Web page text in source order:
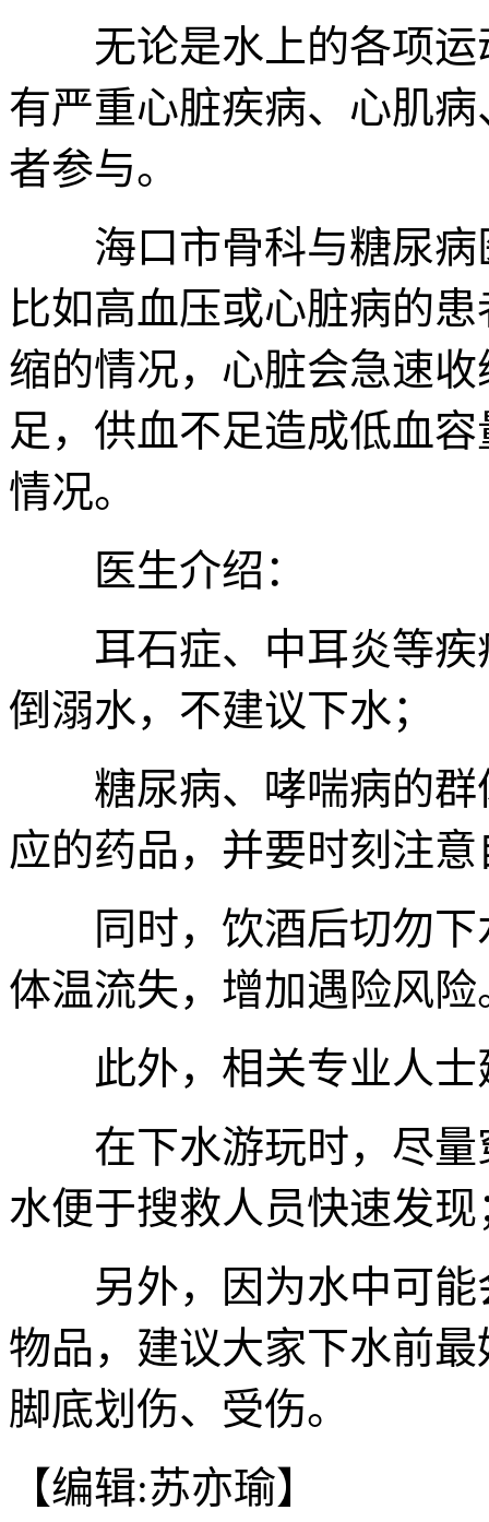
无论是水上的各项运
有严重心脏疾病、心肌
者参与。
海口市骨科与糖尿病
比如高血压或心脏病的
缩的情况，心脏会急速
足，供血不足造成低血
情况。
医生介绍：
耳石症、中耳炎等疾
倒溺水，不建议下水；
糖尿病、哮喘病的群
应的药品，并要时刻注
同时，饮酒后切勿下
体温流失，增加遇险风险
此外，相关专业人士
在下水游玩时，尽量
水便于搜救人员快速发现
另外，因为水中可能
物品，建议大家下水前
脚底划伤、受伤。
【编辑:苏亦瑜】